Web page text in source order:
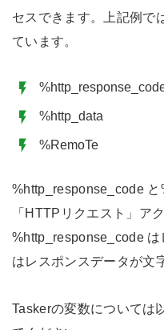
セスできます。上記例で
ています。
%http_data
%RemoTe
%http_response_code
「HTTPリクエスト」ア
%http_response_code
はレスポンスデータが文
Taskerの変数については